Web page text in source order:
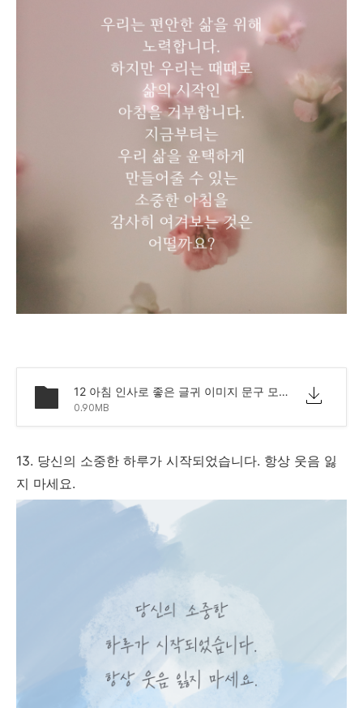
12 아침 인사로 좋은 글귀 이미지 문구 모음.png
0.90MB
13. 당신의 소중한 하루가 시작되었습니다. 항상 웃음 잃
지 마세요.